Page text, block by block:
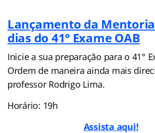
Lançamento da
dias do 41° Exame OAB
Inicie a sua preparação para o 41°
Ordem de maneira ainda mais
professor Rodrigo Lima.
Horário: 19h
Assista aqui!